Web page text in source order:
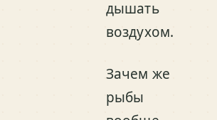
дышать
воздухом.
Зачем же
рыбы